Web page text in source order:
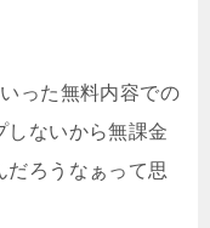
った無料内容での
しないから無課金
だろうなぁって思